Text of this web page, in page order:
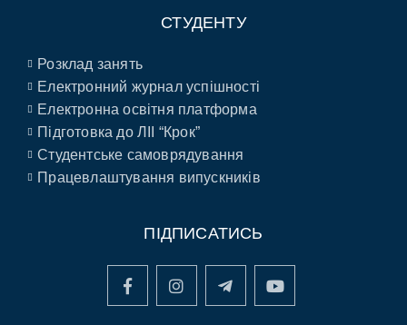
СТУДЕНТУ
Розклад занять
Електронний журнал успішності
Електронна освітня платформа
Підготовка до ЛІІ “Крок”
Студентське самоврядування
Працевлаштування випускників
ПІДПИСАТИСЬ